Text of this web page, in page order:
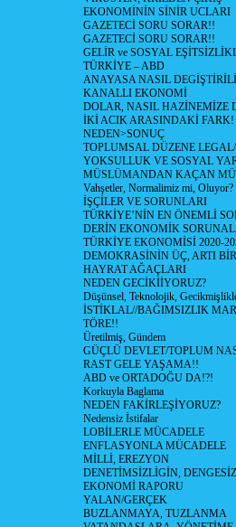
EKONOMİNİN SİNİR UCLARI
GAZETECİ SORU SORAR!!
GAZETECİ SORU SORAR!!
GELİR ve SOSYAL
TÜRKİYE – ABD
ANAYASA NASIL
KANALLI EKONOMİ
DOLAR, NASIL HAZİNEMİZE
İKİ ACIK ARASINDAKİ FARK!
NEDEN>SONUÇ
TOPLUMSAL DÜZENE
YOKSULLUK VE SOSYAL
MÜSLÜMANDAN KAÇAN
Vahşetler, Normalimiz mi, Oluyor?
İŞÇİLER VE SORUNLARI
TÜRKİYE’NİN EN ÖNEMLİ
DERİN EKONOMİK
TÜRKİYE EKONOMİSİ 2020-
DEMOKRASİNİN ÜÇ, ARTI
HAYRAT AĞAÇLARI
NEDEN GECİKİİYORUZ?
Düşünsel, Teknolojik,
İSTİKLAL//BAĞIMSIZLIK
TÖRE!!
Üretilmiş, Gündem
GÜÇLÜ DEVLET/TOPLUM
RAST GELE YAŞAMA!!
ABD ve ORTADOĞU DA!?!
Korkuyla Baglama
NEDEN FAKİRLEŞİYORUZ?
Nedensiz İstifalar
LOBİLERLE MÜCADELE
ENFLASYONLA MÜCADELE
MİLLİ, EREZYON
DENETİMSİZLİGİN,
EKONOMİ RAPORU
YALAN/GERÇEK
BUZLANMAYA, TUZLANMA